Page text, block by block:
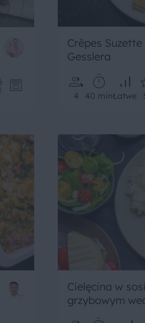
Crêpes
Gesslera
4 40 minŁatwe
Cielęcina w
grzybowym